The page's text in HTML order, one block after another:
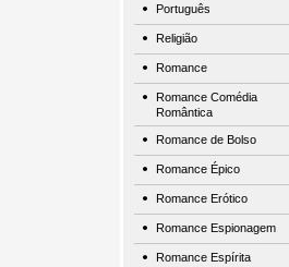
Português
Religião
Romance
Romance Comédia
Romântica
Romance de Bolso
Romance Épico
Romance Erótico
Romance Espionagem
Romance Espírita